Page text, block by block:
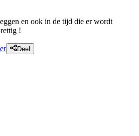
en ook in de tijd die er wordt
!
Deel